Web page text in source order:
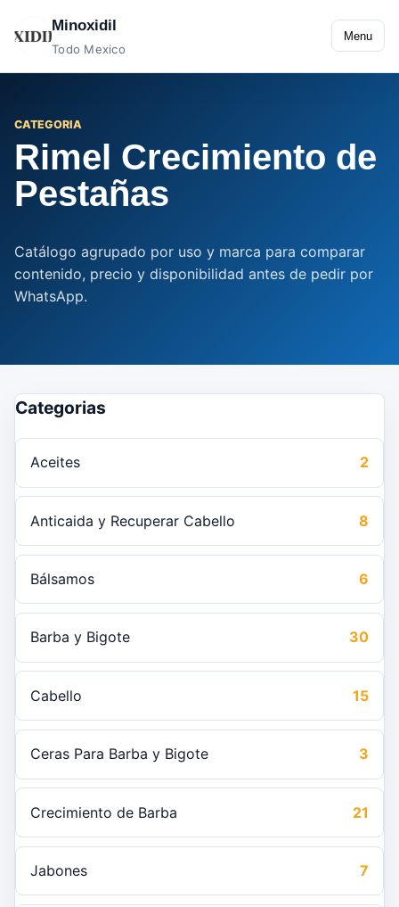
Minoxidil
Todo Mexico
Menu
CATEGORIA
Rimel Crecimiento de
Pestañas
Catálogo agrupado por uso y marca para comparar
contenido, precio y disponibilidad antes de pedir por
WhatsApp.
Categorias
Aceites 2
Anticaida y Recuperar Cabello 8
Bálsamos 6
Barba y Bigote 30
Cabello 15
Ceras Para Barba y Bigote 3
Crecimiento de Barba 21
Jabones 7